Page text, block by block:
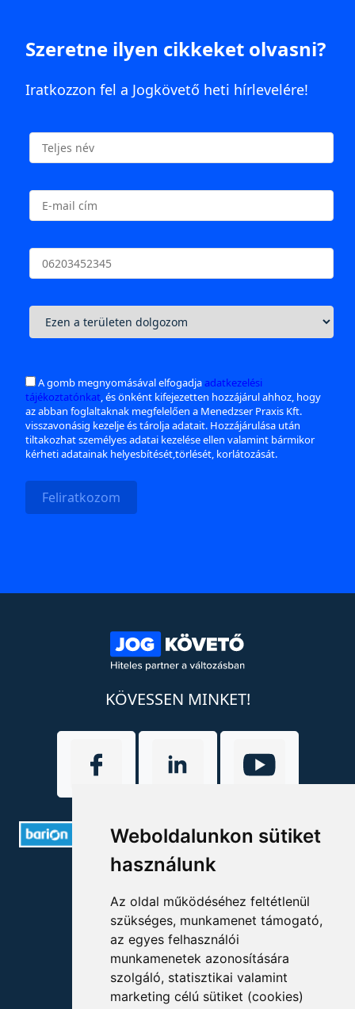
Weboldalunkon sütiket
használunk
Az oldal működéséhez feltétlenül
szükséges, munkamenet támogató,
az egyes felhasználói
munkamenetek azonosítására
szolgáló, statisztikai valamint
marketing célú sütiket (cookies)
Szeretne ilyen cikkeket olvasni?
Iratkozzon fel a Jogkövető heti hírlevelére!
A gomb megnyomásával elfogadjaadatkezelési
tájékoztatónkat, és önként kifejezetten hozzájárul ahhoz, hogy
az abban foglaltaknak megfelelően a Menedzser Praxis Kft.
visszavonásig kezelje és tárolja adatait. Hozzájárulása után
tiltakozhat személyes adatai kezelése ellen valamint bármikor
kérheti adatainak helyesbítését,törlését, korlátozását.
Feliratkozom
KÖVESSEN MINKET!
ELÉRHETŐSÉGEK
+36 1 880 7600
info@mprx.hu